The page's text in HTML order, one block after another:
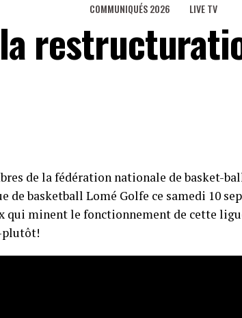
COMMUNIQUÉS 2026 LIVE TV
de la fédération nationale de basket-
de basketball Lomé Golfe ce samedi 10
qui minent le fonctionnement de cette
plutôt!